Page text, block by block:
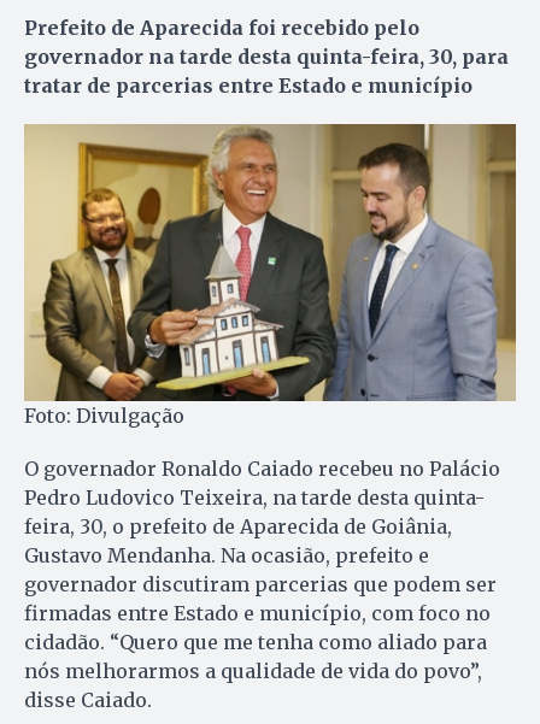
Prefeito de Aparecida foi recebido pelo
governador na tarde desta quinta-feira, 30, para
tratar de parcerias entre Estado e município
Foto: Divulgação
O governador Ronaldo Caiado recebeu no Palácio
Pedro Ludovico Teixeira, na tarde desta quinta-
feira, 30, o prefeito de Aparecida de Goiânia,
Gustavo Mendanha. Na ocasião, prefeito e
governador discutiram parcerias que podem ser
firmadas entre Estado e município, com foco no
cidadão. “Quero que me tenha como aliado para
nós melhorarmos a qualidade de vida do povo”,
disse Caiado.